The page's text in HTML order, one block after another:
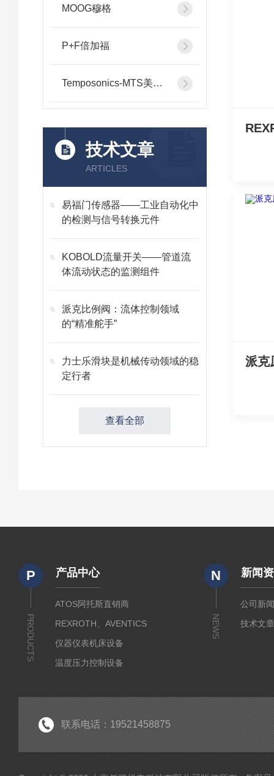
MOOG穆格
P+F倍加福
Temposonics-MTS美斯特
技术文章
ARTICLES
易福门传感器——工业自动化中
的检测与信号转换元件
KOBOLD流量开关——管道流
体流动状态的监测组件
派克比例阀：流体控制领域
的“精准舵手”
力士乐滑块是机械传动领域的稳
定行者
查看全部
P
PRODUCTS
产品中心
ATOS阿托斯直销商
REXROTH、AVENTICS
仪器仪表机床设备
温度压力控制设备
液压润滑工业设备
N
NEWS
新闻
公司新
技术文
联系电话：19521458875